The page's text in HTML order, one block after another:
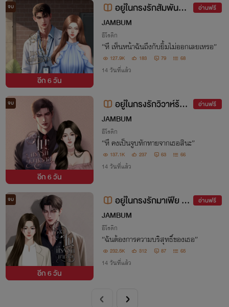
จบ
อีก6 วัน
อยู่ในกรงรักสัมพันธ์ร้
าย (มี E-Book)
อ่านฟรี
JAMBUM
อีโรติก
“หึ เห็นหน้าฉันถึงกับยิ้มไม่ออกเลยเหรอ”
127.9K 183 79 68
14 วันที่แล้ว
จบ
อีก6 วัน
อยู่ในกรงรักวิวาห์ร้าย
(มี E-Book)
อ่านฟรี
JAMBUM
อีโรติก
“หึ คงเป็นจูบทักทายจากเธอสินะ”
137.1K 237 63 66
14 วันที่แล้ว
จบ
อีก6 วัน
อยู่ในกรงรักมาเฟีย (มี
E-Book)
อ่านฟรี
JAMBUM
อีโรติก
“ฉันต้องการความบริสุทธิ์ของเธอ”
232.5K 312 87 65
14 วันที่แล้ว